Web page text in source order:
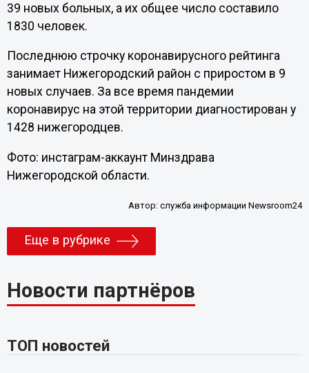
39 новых больных, а их общее число составило
1830 человек.
Последнюю строчку коронавирусного рейтинга
занимает Нижегородский район с приростом в 9
новых случаев. За все время пандемии
коронавирус на этой территории диагностирован у
1428 нижегородцев.
Фото: инстаграм-аккаунт Минздрава
Нижегородской области.
Автор:служба информации Newsroom24
Еще в рубрике
Новости партнёров
ТОП новостей